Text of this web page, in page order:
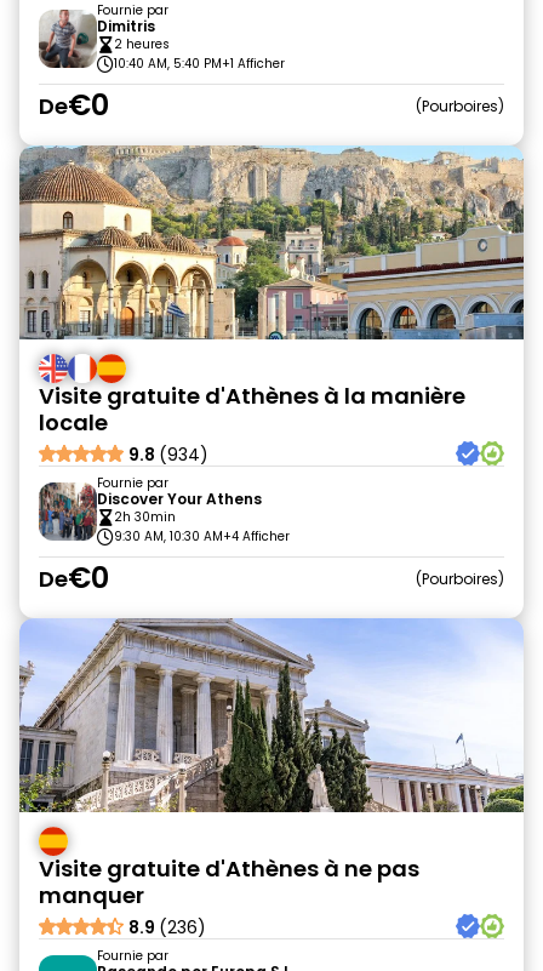
Fournie par
Dimitris
2 heures
10:40 AM, 5:40 PM+1 Afficher
De€0 Pourboires
Visite gratuite d'Athènes à la manière
locale
9.8 (934)
Fournie par
Discover Your Athens
2h 30min
9:30 AM, 10:30 AM+4 Afficher
De€0 Pourboires
Visite gratuite d'Athènes à ne pas
manquer
8.9 (236)
Fournie par